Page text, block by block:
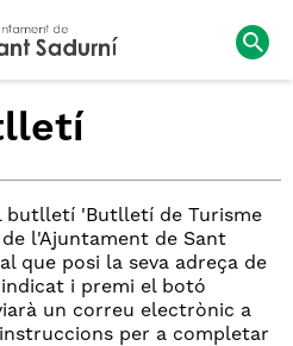
butlletí 'Butlletí de Turisme
l'Ajuntament de Sant
que posi la seva adreça de
i premi el botó
un correu electrònic a
per a completar